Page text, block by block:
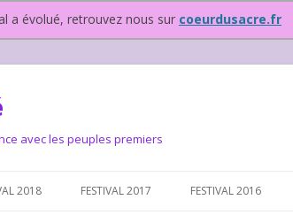
a évolué, retrouvez nous sur coeurdusacre.fr
avec les peuples premiers
2018 FESTIVAL 2017 FESTIVAL 2016